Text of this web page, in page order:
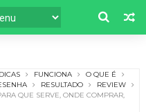
DICAS FUNCIONA
O QUE É
RESULTADO
REVIEW
QUE SERVE, ONDE COMPRAR,